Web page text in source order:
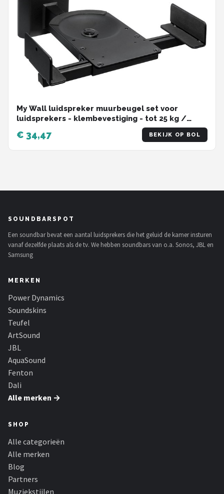
My Wall luidspreker muurbeugel set voor
luidsprekers - klembevestiging - tot 25 kg /
€ 34,47 BEKIJK OP BOL
SOUNDBARSPOT
Een soundbar bevat een aantal luidsprekers die het geluid de kamer insturen
vanaf dezelfde plaats als de tv. We hebben soundbars van o.a. Sonos, JBL en
Samsung
MERKEN
Power Dynamics
Soundskins
Teufel
ArtSound
JBL
AquaSound
Fenton
Dali
Alle merken →
SHOP
Alle categorieën
Alle merken
Blog
Partners
Muziekstijlen